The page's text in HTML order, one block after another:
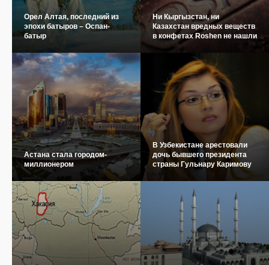
Орел Алтая, последний из
эпохи батыров – Оспан-
батыр
Ни Кыргызстан, ни
Казахстан вредных веществ
в конфетах Roshen не нашли
Астана стала городом-
миллионером
В Узбекистане арестовали
дочь бывшего президента
страны Гульнару Каримову